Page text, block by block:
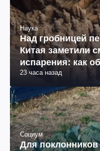
Наука
Над гробницей
Китая заметили
испарения: как
23 часа назад
Социум
Для поклонников